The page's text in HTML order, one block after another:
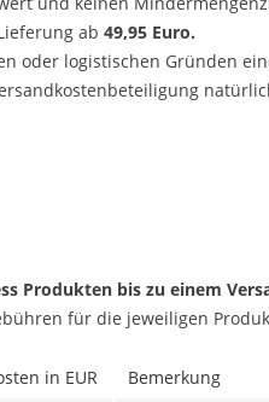
ab 49,95 Euro.
oder logistischen Gründen
Produkten bis zu einem
für die jeweiligen
in EUR
Bemerkung